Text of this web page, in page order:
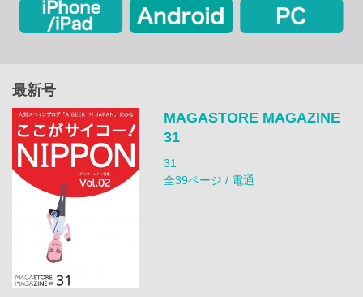
最新号
MAGASTORE MAGAZINE
31
31
全39ページ / 電通